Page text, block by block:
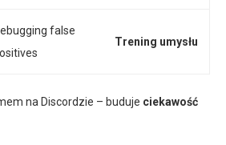
false
Trening umysłu
na Discordzie – buduje ciekawość